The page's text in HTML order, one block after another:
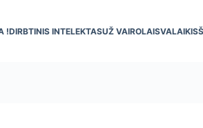
!DIRBTINIS INTELEKTASUŽ VAIROLAISVALAIKIS